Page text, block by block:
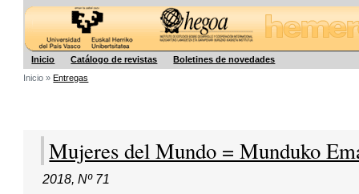
Inicio Catálogo de revistas
Boletines de novedades
Inicio »Entregas
Mujeres del Mundo = Munduko
2018,Nº 71